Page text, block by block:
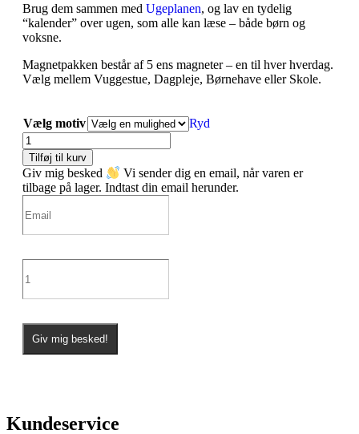
Brug dem sammen med Ugeplanen, og lav en tydelig
“kalender” over ugen, som alle kan læse – både børn og
voksne.
Magnetpakken består af 5 ens magneter – en til hver hverdag.
Vælg mellem Vuggestue, Dagpleje, Børnehave eller Skole.
Vælg motiv Ryd
Tilføj til kurv
Giv mig besked
Vi sender dig en email, når varen er
tilbage på lager. Indtast din email herunder.
Giv mig besked!
Kundeservice